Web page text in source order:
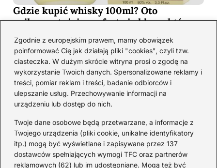
Zgodnie z europejskim prawem, mamy obowiązek
poinformować Cię jak działają pliki "cookies", czyli tzw.
ciasteczka. W dużym skrócie witryna prosi o zgodę na
wykorzystanie Twoich danych. Spersonalizowane reklamy i
treści, pomiar reklam i treści, badanie odbiorców i
ulepszanie usług. Przechowywanie informacji na
urządzeniu lub dostęp do nich.
Twoje dane osobowe będą przetwarzane, a informacje z
Twojego urządzenia (pliki cookie, unikalne identyfikatory
itp.) mogą być wyświetlane i zapisywane przez 137
dostawców spełniających wymogi TFC oraz partnerów
reklamowych (62) lub im udostępniane. Mogą też być
Gdzie kupić whisky 100ml? Oto
najkorzystniejsze oferty i sklepy, które
2026-06-26
Kategorie
Koktajle(128)
Likier (10)
Piwo(28)
Porady(68)
Przekąski(37)